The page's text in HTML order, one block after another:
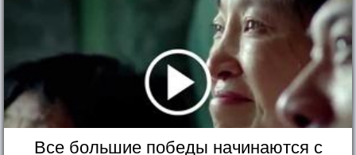
Все большие победы начинаются с